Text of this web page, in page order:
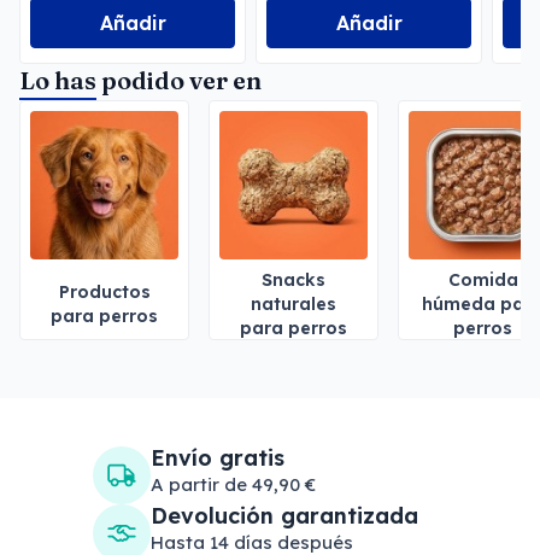
Añadir Añadir
Lo has podido ver en
Productos
para perros
Snacks
naturales
para perros
Comida
húmeda
perros
Envío gratis
A partir de 49,90 €
Devolución garantizada
Hasta 14 días después